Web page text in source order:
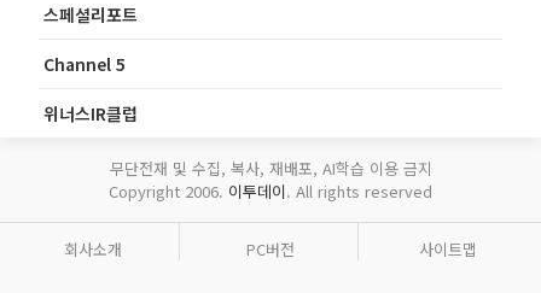
스페셜리포트
Channel 5
위너스IR클럽
무단전재 및 수집, 복사, 재배포, AI학습 이용 금지
Copyright 2006. 이투데이. All rights reserved
회사소개 PC버전 사이트맵